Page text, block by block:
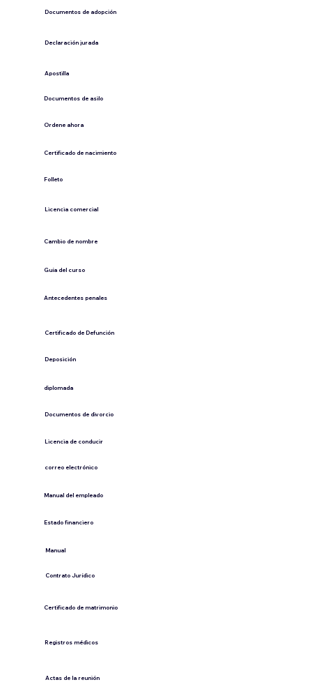
Documentos de adopción
Declaración jurada
​Apostilla
Documentos de asilo
Ordene ahora
Certificado de nacimiento
Folleto
​Licencia comercial
Cambio de nombre
Guía del curso
Antecedentes penales
​Certificado de Defunción
​Deposición
diplomada
Documentos de divorcio
Licencia de conducir
​correo electrónico
Manual del empleado
Estado financiero
​Manual
​Contrato Jurídico
Certificado de matrimonio
Registros médicos
Actas de la reunión